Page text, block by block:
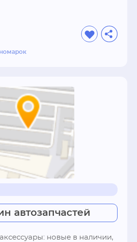
автозапчастей
новые в наличии,